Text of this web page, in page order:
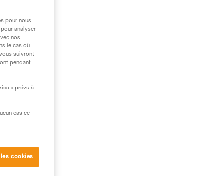
pour nous
analyser
nos
le cas où
suivront
pendant
» prévu à
cas ce
cookies